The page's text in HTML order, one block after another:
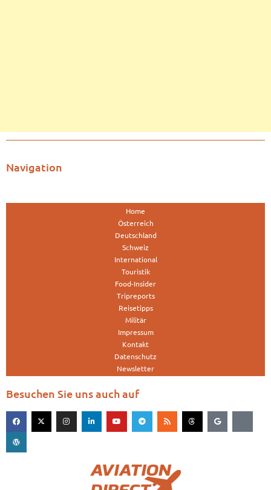
Navigation
Home
Österreich
Deutschland
Schweiz
International
Touristik
Food-Insider
Tripreports
Reisetipps
Militär
Impressum
Kontakt
Datenschutz
Newsletter
Besuchen Sie uns auch auf